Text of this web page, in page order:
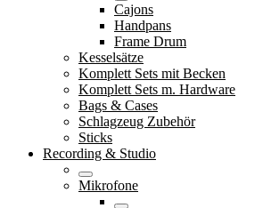
Cajons
Handpans
Frame Drum
Kesselsätze
Komplett Sets mit Becken
Komplett Sets m. Hardware
Bags & Cases
Schlagzeug Zubehör
Sticks
Recording & Studio
Mikrofone